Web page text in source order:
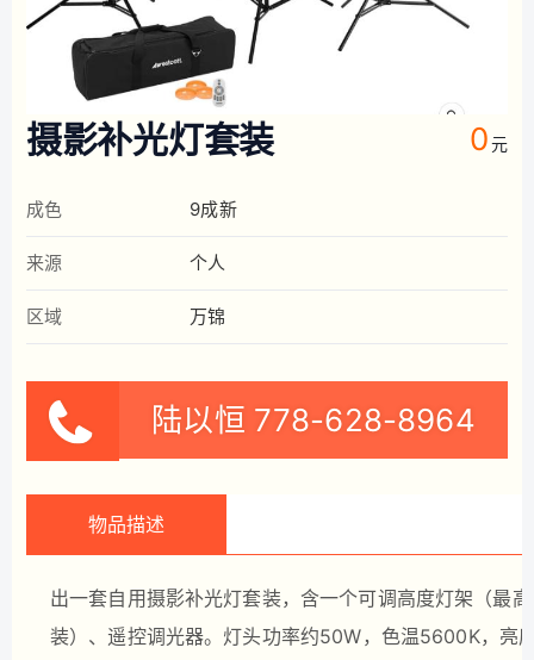
摄影补光灯套装 0元
成色 9成新
来源 个人
区域 万锦
陆以恒 778-628-8964
物品描述
出一套自用摄影补光灯套装，含一个可调高度灯架（最
装）、遥控调光器。灯头功率约50W，色温5600K，亮